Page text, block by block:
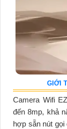
GIỚI
Camera Wifi
đến 8mp, khả
hợp sẵn nút